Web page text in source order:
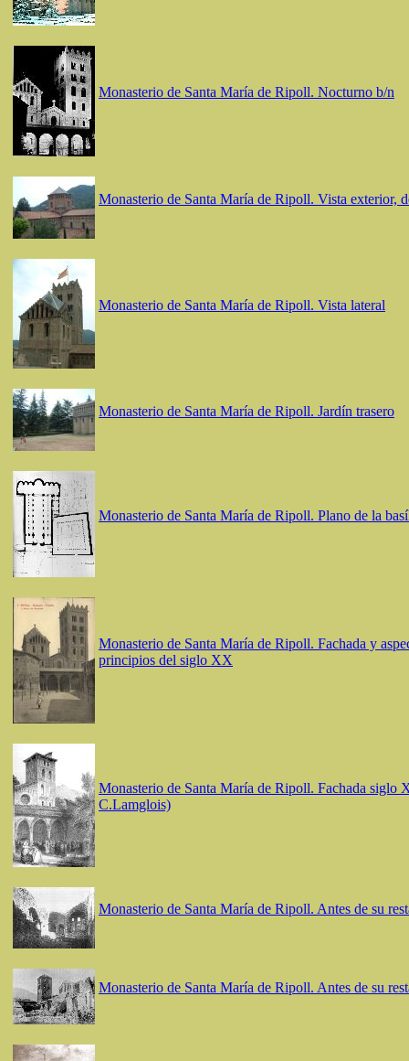
Monasterio de Santa María de Ripoll. Nocturno b/n
Monasterio de Santa María de Ripoll. Vista exterior,
Monasterio de Santa María de Ripoll. Vista lateral
Monasterio de Santa María de Ripoll. Jardín trasero
Monasterio de Santa María de Ripoll. Plano de la
Monasterio de Santa María de Ripoll. Fachada y
principios del siglo XX
Monasterio de Santa María de Ripoll. Fachada siglo
C.Lamglois)
Monasterio de Santa María de Ripoll. Antes de su
Monasterio de Santa María de Ripoll. Antes de su